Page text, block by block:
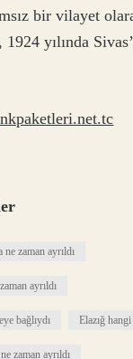
bir vilayet
yılında
zaman ayrıldı
ayrıldı
bağlıydı Elazığ
zaman ayrıldı